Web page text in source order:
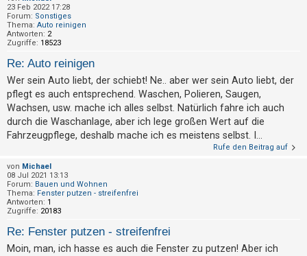
n
A
k
t
i
v
e
h
e
m
e
n
23 Feb 2022 17:28
Forum: Sonstiges
Thema: Auto reinigen
Antworten: 2
Zugriffe: 18523
Re: Auto reinigen
Wer sein Auto liebt, der schiebt! Ne.. aber wer sein Auto liebt, der
pflegt es auch entsprechend. Waschen, Polieren, Saugen,
Wachsen, usw. mache ich alles selbst. Natürlich fahre ich auch
durch die Waschanlage, aber ich lege großen Wert auf die
Fahrzeugpflege, deshalb mache ich es meistens selbst. I...
Rufe den Beitrag auf
von Michael
08 Jul 2021 13:13
Forum: Bauen und Wohnen
Thema: Fenster putzen - streifenfrei
Antworten: 1
Zugriffe: 20183
Re: Fenster putzen - streifenfrei
Moin, man, ich hasse es auch die Fenster zu putzen! Aber ich